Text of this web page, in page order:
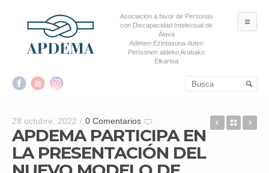
Asociación a favor de Personas
con Discapacidad Intelectual de
Álava
Adimen-Ezintasuna duten
Pertsonen aldeko Arabako
Elkartea
secundario
28 octubre, 2022 / 0 Comentarios
APDEMA PARTICIPA EN
LA PRESENTACIÓN DEL
EL Back